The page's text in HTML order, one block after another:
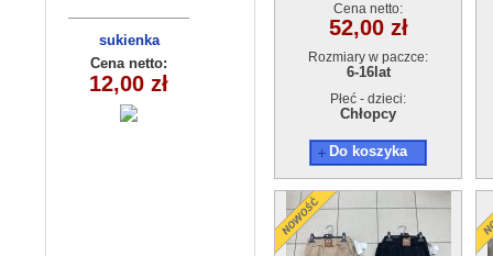
sukienka
dziewczęca
(5-8)4szt
Cena netto:
12,00 zł
Bluzka
dziecięca
Cena netto:
5,00 zł
Cena netto:
52,00 zł
Rozmiary w paczce:
6-16lat
Płeć - dzieci:
Chłopcy
Do koszyka